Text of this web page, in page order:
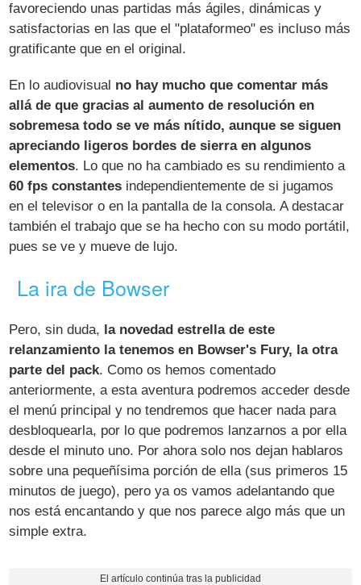
favoreciendo unas partidas más ágiles, dinámicas y
satisfactorias en las que el "plataformeo" es incluso más
gratificante que en el original.
En lo audiovisual no hay mucho que comentar más
allá de que gracias al aumento de resolución en
sobremesa todo se ve más nítido, aunque se siguen
apreciando ligeros bordes de sierra en algunos
elementos. Lo que no ha cambiado es su rendimiento a
60 fps constantes independientemente de si jugamos
en el televisor o en la pantalla de la consola. A destacar
también el trabajo que se ha hecho con su modo portátil,
pues se ve y mueve de lujo.
La ira de Bowser
Pero, sin duda, la novedad estrella de este
relanzamiento la tenemos en Bowser's Fury, la otra
parte del pack. Como os hemos comentado
anteriormente, a esta aventura podremos acceder desde
el menú principal y no tendremos que hacer nada para
desbloquearla, por lo que podremos lanzarnos a por ella
desde el minuto uno. Por ahora solo nos dejan hablaros
sobre una pequeñísima porción de ella (sus primeros 15
minutos de juego), pero ya os vamos adelantando que
nos está encantando y que nos parece algo más que un
simple extra.